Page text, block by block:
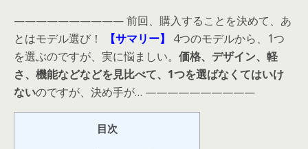
—————————— 前回、購入することを決めて、あ
とはモデル選び！
【サマリー】
4つのモデルから、1つ
を選ぶのですが、実に悩ましい。 価格、デザイン、軽
さ、機能などなどを見比べて、1つを選ばなくてはいけ
ないのですが、決め手が… ——————————
目次